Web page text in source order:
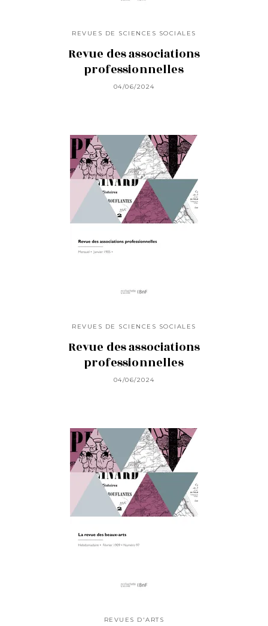
REVUES DE SCIENCES SOCIALES
Revue des associations
professionnelles
04/06/2024
REVUES DE SCIENCES SOCIALES
Revue des associations
professionnelles
04/06/2024
REVUES D'ARTS